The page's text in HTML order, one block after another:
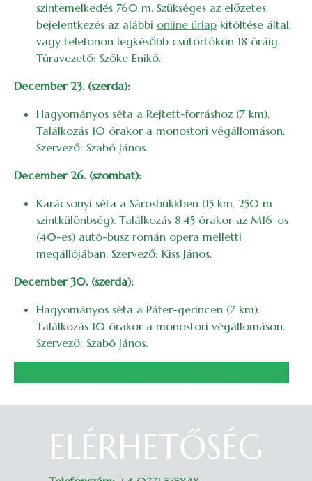
szintemelkedés 760 m. Szükséges az előzetes
bejelentkezés az alábbi online űrlap kitöltése által,
vagy telefonon legkésőbb csütörtökön 18 óráig.
Túravezető: Szőke Enikő.
December 23. (szerda):
Hagyományos séta a Rejtett-forráshoz (7 km).
Találkozás 10 órakor a monostori végállomáson.
Szervező: Szabó János.
December 26. (szombat):
Karácsonyi séta a Sárosbükkben (15 km, 250 m
szintkülönbség). Találkozás 8.45 órakor az M16-os
(40-es) autó-busz román opera melletti
megállójában. Szervező: Kiss János.
December 30. (szerda):
Hagyományos séta a Páter-gerincen (7 km).
Találkozás 10 órakor a monostori végállomáson.
Szervező: Szabó János.
ELÉRHETŐSÉG